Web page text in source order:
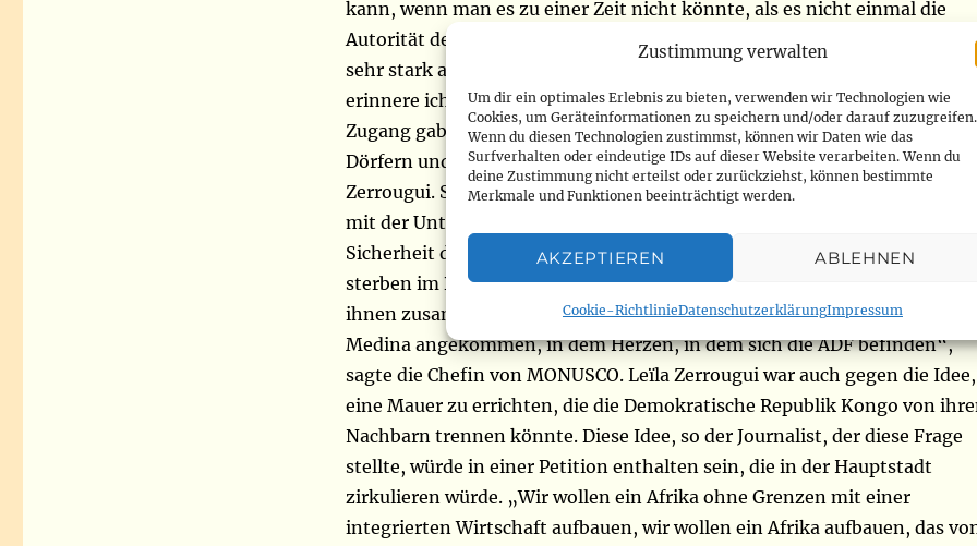
Zustimmung verwalten
Um dir ein optimales Erlebnis zu bieten, verwenden wir Technologien wie
Cookies, um Geräteinformationen zu speichern und/oder darauf zuzugreifen.
Wenn du diesen Technologien zustimmst, können wir Daten wie das
Surfverhalten oder eindeutige IDs auf dieser Website verarbeiten. Wenn du
deine Zustimmung nicht erteilst oder zurückziehst, können bestimmte
Merkmale und Funktionen beeinträchtigt werden.
AKZEPTIEREN ABLEHNEN
Cookie-RichtlinieDatenschutzerklärungImpressum
kann, wenn man es zu einer Zeit nicht könnte, als es nicht einmal die
Autorität des Staates gab. „Wie wir den Kongo gegen die Kongolesen,
sehr stark an ihr Land gebunden sind, balkanisieren können. 2008
erinnere ich mich an Dörfer in Masisi oder Walikale, in denen es keinen
Zugang gab. Männer, die dort leben, kennen den Kongo nur aus ihren
Dörfern und waren ihrem Land sehr verbunden“, sagte Frau Leila
Zerrougui. Sie hob auch alle Fortschritte hervor, die die FARDC im Osten
mit der Unterstützung von MONUSCO für die Stabilisierung und
Sicherheit des nationalen Territoriums erzielt haben. „Ihre Soldaten
sterben im Dutzend, um Ihr Territorium zu verteidigen. Wir sind mit
ihnen zusammen, um diese Regionen zu pflegen und zu halten. Sie sind
Medina angekommen, in dem Herzen, in dem sich die ADF befinden“,
sagte die Chefin von MONUSCO. Leïla Zerrougui war auch gegen die Idee,
eine Mauer zu errichten, die die Demokratische Republik Kongo von
Nachbarn trennen könnte. Diese Idee, so der Journalist, der diese Frage
stellte, würde in einer Petition enthalten sein, die in der Hauptstadt
zirkulieren würde. „Wir wollen ein Afrika ohne Grenzen mit einer
integrierten Wirtschaft aufbauen, wir wollen ein Afrika aufbauen, das